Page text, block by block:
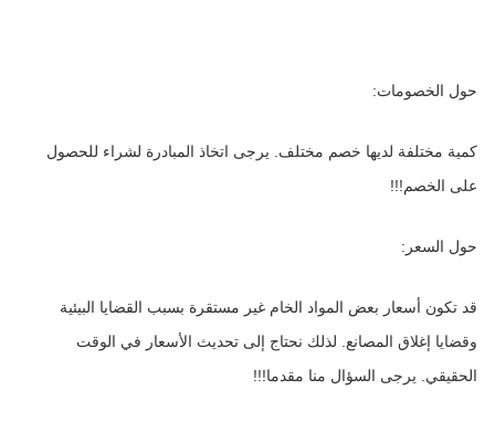
حول الخصومات:
على الخصم!!!
حول السعر:
قد تكون أسعار بعض المواد الخام غير مستقرة بسبب القضايا البيئية
وقضايا إغلاق المصانع. لذلك نحتاج إلى تحديث الأسعار في الوقت
الحقيقي. يرجى السؤال منا مقدما!!!